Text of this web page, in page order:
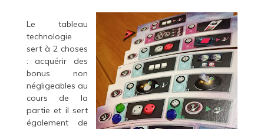
Le tableau
technologie
sert à 2 choses
: acquérir des
bonus non
négligeables au
cours de la
partie et il sert
également de